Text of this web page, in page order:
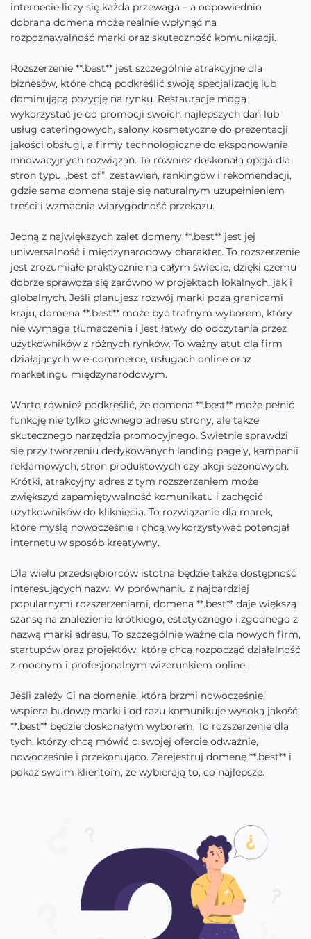
internecie liczy się każda przewaga – a odpowiednio
dobrana domena może realnie wpłynąć na
rozpoznawalność marki oraz skuteczność komunikacji.
Rozszerzenie **.best** jest szczególnie atrakcyjne dla
biznesów, które chcą podkreślić swoją specjalizację lub
dominującą pozycję na rynku. Restauracje mogą
wykorzystać je do promocji swoich najlepszych dań lub
usług cateringowych, salony kosmetyczne do prezentacji
jakości obsługi, a firmy technologiczne do eksponowania
innowacyjnych rozwiązań. To również doskonała opcja dla
stron typu „best of”, zestawień, rankingów i rekomendacji,
gdzie sama domena staje się naturalnym uzupełnieniem
treści i wzmacnia wiarygodność przekazu.
Jedną z największych zalet domeny **.best** jest jej
uniwersalność i międzynarodowy charakter. To rozszerzenie
jest zrozumiałe praktycznie na całym świecie, dzięki czemu
dobrze sprawdza się zarówno w projektach lokalnych, jak i
globalnych. Jeśli planujesz rozwój marki poza granicami
kraju, domena **.best** może być trafnym wyborem, który
nie wymaga tłumaczenia i jest łatwy do odczytania przez
użytkowników z różnych rynków. To ważny atut dla firm
działających w e-commerce, usługach online oraz
marketingu międzynarodowym.
Warto również podkreślić, że domena **.best** może pełnić
funkcję nie tylko głównego adresu strony, ale także
skutecznego narzędzia promocyjnego. Świetnie sprawdzi
się przy tworzeniu dedykowanych landing page’y, kampanii
reklamowych, stron produktowych czy akcji sezonowych.
Krótki, atrakcyjny adres z tym rozszerzeniem może
zwiększyć zapamiętywalność komunikatu i zachęcić
użytkowników do kliknięcia. To rozwiązanie dla marek,
które myślą nowocześnie i chcą wykorzystywać potencjał
internetu w sposób kreatywny.
Dla wielu przedsiębiorców istotna będzie także dostępność
interesujących nazw. W porównaniu z najbardziej
popularnymi rozszerzeniami, domena **.best** daje większą
szansę na znalezienie krótkiego, estetycznego i zgodnego z
nazwą marki adresu. To szczególnie ważne dla nowych firm,
startupów oraz projektów, które chcą rozpocząć działalność
z mocnym i profesjonalnym wizerunkiem online.
Jeśli zależy Ci na domenie, która brzmi nowocześnie,
wspiera budowę marki i od razu komunikuje wysoką jakość,
**.best** będzie doskonałym wyborem. To rozszerzenie dla
tych, którzy chcą mówić o swojej ofercie odważnie,
nowocześnie i przekonująco. Zarejestruj domenę **.best** i
pokaż swoim klientom, że wybierają to, co najlepsze.